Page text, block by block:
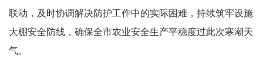
联动，及时协调解决防护工作中的实际困难，持续筑牢设施
大棚安全防线，确保全市农业安全生产平稳度过此次寒潮天
气。